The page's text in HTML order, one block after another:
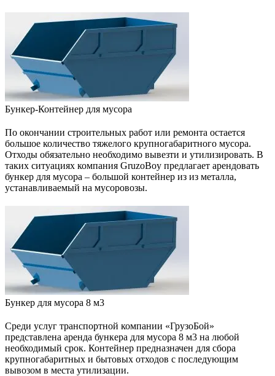
Бункер-Контейнер для мусора
По окончании строительных работ или ремонта остается
большое количество тяжелого крупногабаритного мусора.
Отходы обязательно необходимо вывезти и утилизировать. В
таких ситуациях компания GruzoBoy предлагает арендовать
бункер для мусора – большой контейнер из из металла,
устанавливаемый на мусоровозы.
Бункер для мусора 8 м3
Среди услуг транспортной компании «ГрузоБой»
представлена аренда бункера для мусора 8 м3 на любой
необходимый срок. Контейнер предназначен для сбора
крупногабаритных и бытовых отходов с последующим
вывозом в места утилизации.